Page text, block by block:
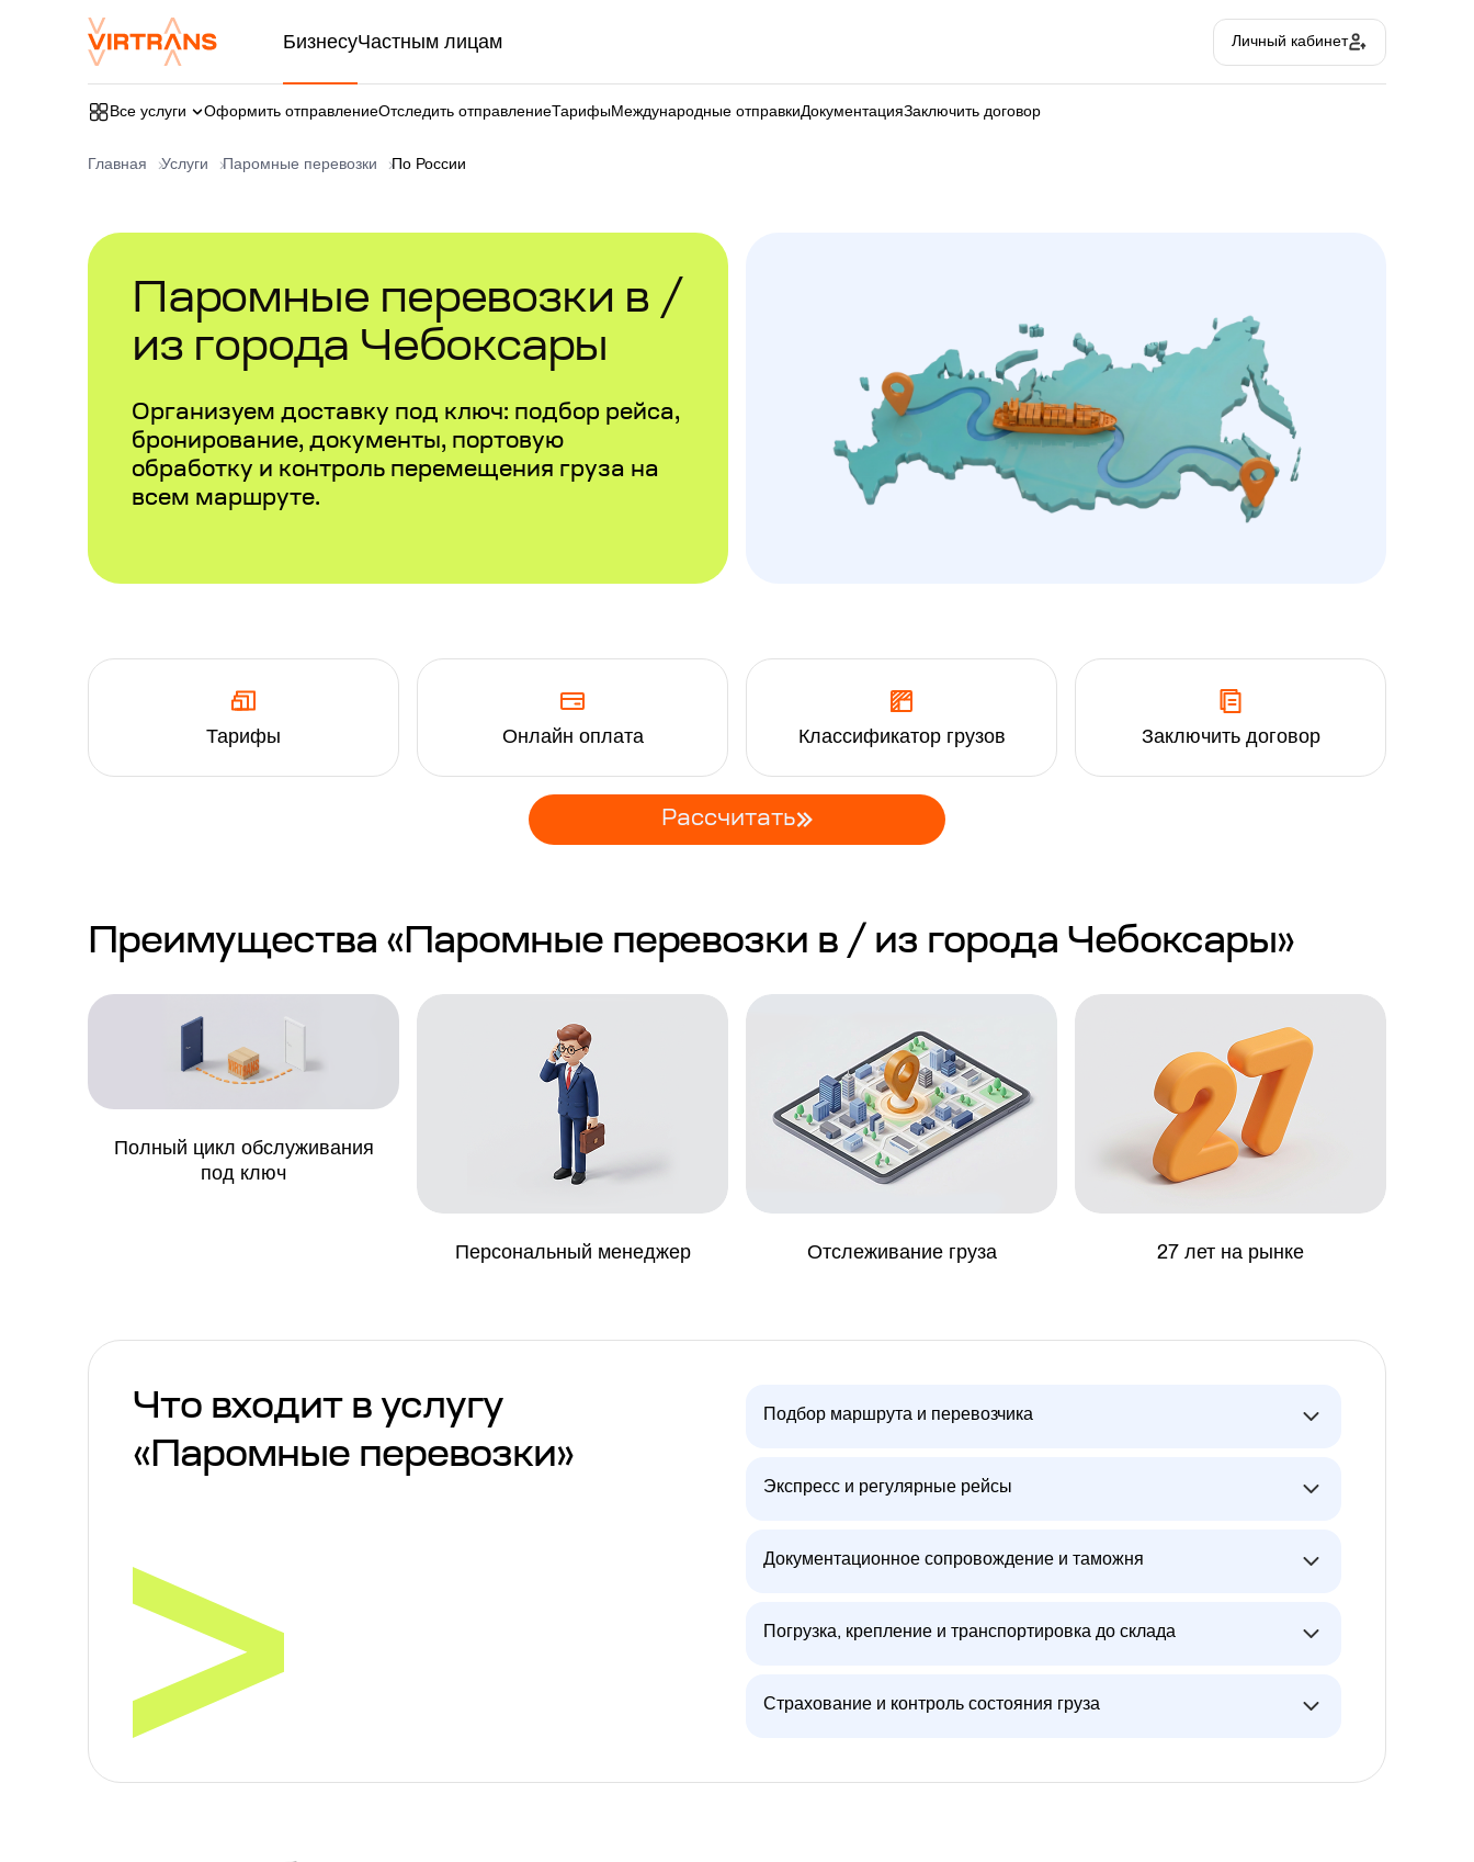
БизнесуЧастным лицам Личный кабинет
Все услуги Оформить отправлениеОтследить отправлениеТарифыМеждународные отправкиДокументацияЗаключить договор
Главная Услуги Паромные перевозки По России
Паромные перевозки в /
из города Чебоксары
Организуем доставку под ключ: подбор рейса,
бронирование, документы, портовую
обработку и контроль перемещения груза на
всем маршруте.
Тарифы Онлайн оплата Классификатор грузов Заключить договор
Рассчитать
Преимущества «Паромные перевозки в / из города Чебоксары»
Полный цикл обслуживания
под ключ
Персональный менеджер Отслеживание груза 27 лет на рынке
Что входит в услугу
«Паромные перевозки»
Подбор маршрута и перевозчика
Экспресс и регулярные рейсы
Документационное сопровождение и таможня
Погрузка, крепление и транспортировка до склада
Страхование и контроль состояния груза